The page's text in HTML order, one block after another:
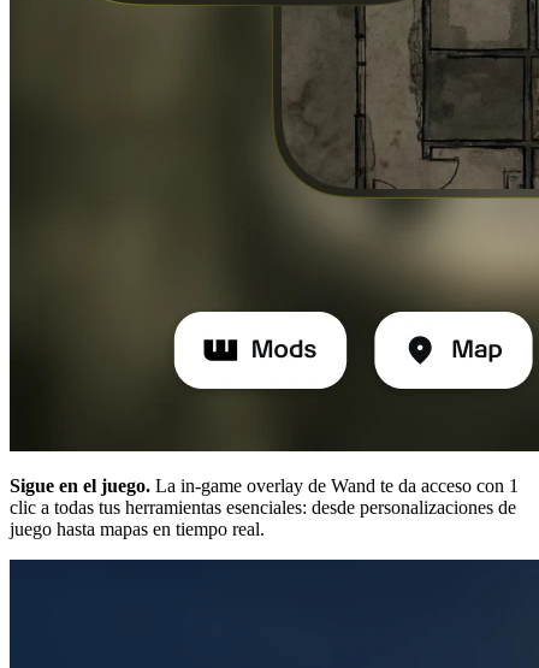
Sigue en el juego. La in-game overlay de Wand te da acceso con 1
clic a todas tus herramientas esenciales: desde personalizaciones de
juego hasta mapas en tiempo real.